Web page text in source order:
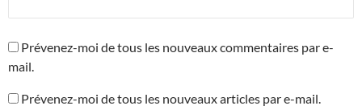
Prévenez-moi de tous les nouveaux commentaires par e-
mail.
Prévenez-moi de tous les nouveaux articles par e-mail.